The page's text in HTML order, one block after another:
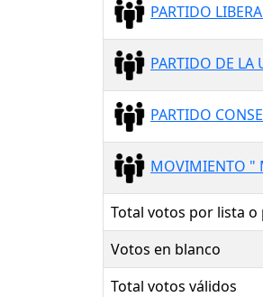
PARTIDO
PARTIDO DE LA
PARTIDO
MOVIMIENTO "
Total votos por lista
Votos en blanco
Total votos válidos